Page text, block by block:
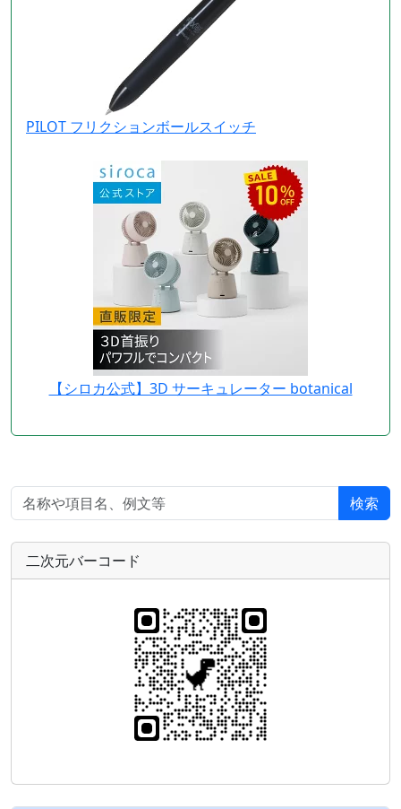
PILOT フリクションボールスイッチ
【シロカ公式】3D サーキュレーター botanical
検索
二次元バーコード